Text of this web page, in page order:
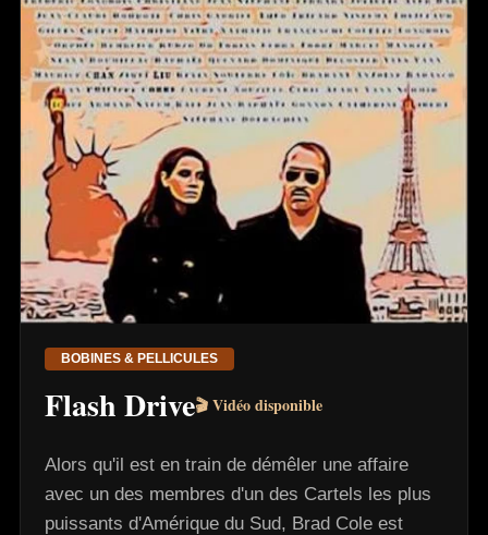
BOBINES & PELLICULES
Flash Drive🎬 Vidéo disponible
Alors qu'il est en train de démêler une affaire
avec un des membres d'un des Cartels les plus
puissants d'Amérique du Sud, Brad Cole est